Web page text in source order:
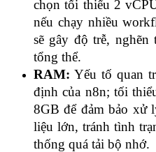
chọn tối thiểu 2
nếu chạy nhiều
sẽ gây độ trễ, nghẽn
tổng thể.
RAM: Yếu tố quan
định của n8n; tối
8GB để đảm bảo xử
liệu lớn, tránh tình
thống quá tải bộ nhớ.